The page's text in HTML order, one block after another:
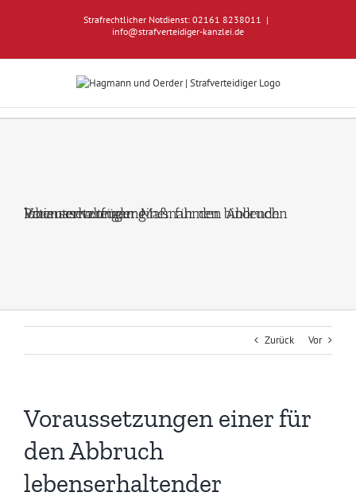
Strafrechtlicher Notdienst: 02161 8238011 |
info@strafverteidiger-kanzlei.de
Voraussetzungen einer für den Abbruch lebenserhaltender Maßnahmen bindenden Patientenverfügung
Zurück Vor
Voraussetzungen einer für
den Abbruch
lebenserhaltender